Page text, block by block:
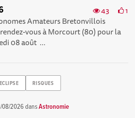
43 1
Amateurs Bretonvillois
vous à Morcourt (80) pour la
08 août ...
ECLIPSE RISQUES
08/2026dansAstronomie